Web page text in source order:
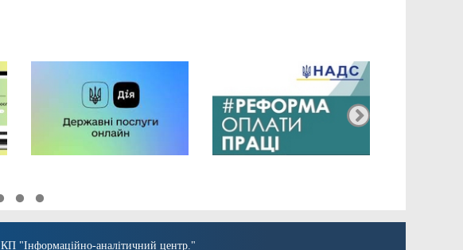
КП "Інформаційно-аналітичний центр."